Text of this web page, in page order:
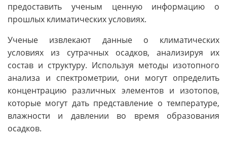
предоставить ученым ценную информацию о
прошлых климатических условиях.
Ученые извлекают данные о климатических
условиях из сутрачных осадков, анализируя их
состав и структуру. Используя методы изотопного
анализа и спектрометрии, они могут определить
концентрацию различных элементов и изотопов,
которые могут дать представление о температуре,
влажности и давлении во время образования
осадков.